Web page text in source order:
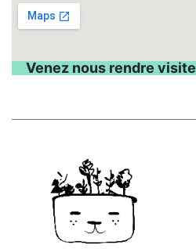
Venez nous rendre visite